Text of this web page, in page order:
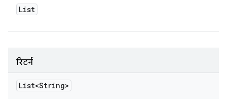
List
रिटर्न
List<String>